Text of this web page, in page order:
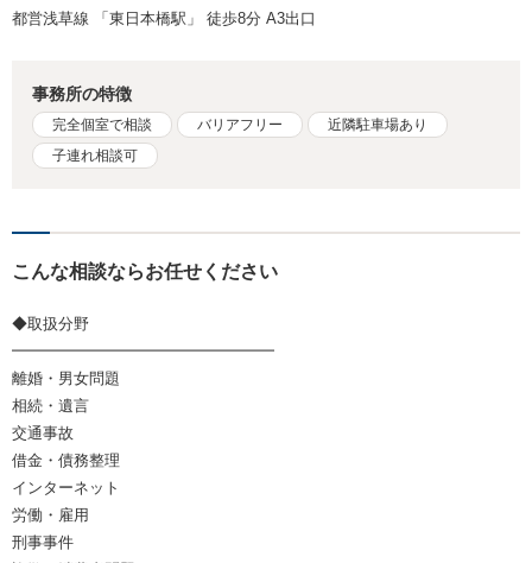
都営浅草線 「東日本橋駅」 徒歩8分 A3出口
事務所の特徴
完全個室で相談 バリアフリー
近隣駐車場あり
子連れ相談可
こんな相談ならお任せください
◆取扱分野
━━━━━━━━━━━━━━━━━
離婚・男女問題
相続・遺言
交通事故
借金・債務整理
インターネット
労働・雇用
刑事事件